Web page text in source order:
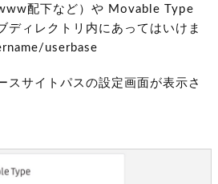
配下など）や Movable Type
ディレクトリ内にあってはいけま
userbase
スサイトパスの設定画面が表示さ